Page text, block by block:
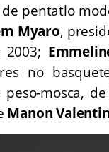
pentatlo
Myaro,
no
mosca, de
Manon